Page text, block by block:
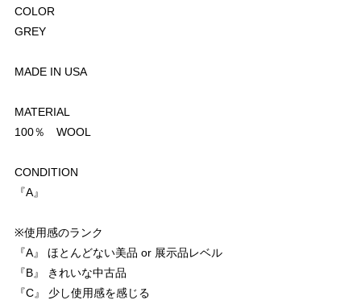
COLOR
GREY
MADE IN USA
MATERIAL
100％ WOOL
CONDITION
『A』
※使用感のランク
『A』 ほとんどない美品 or 展示品レベル
『B』 きれいな中古品
『C』 少し使用感を感じる